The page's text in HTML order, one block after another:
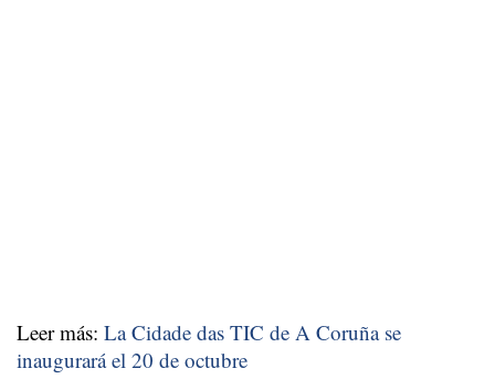
Leer más: La Cidade das TIC de A Coruña se
inaugurará el 20 de octubre